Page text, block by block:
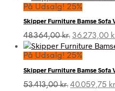
pris
48.364,00
På Udsalg! 25%
Skipper Furniture Bamse Sofa
48.364,00kr. Den
oprindelige
pris
48.364,00
36.273,00
På Udsalg! 25%
Skipper Furniture Bamse
53.413,00kr. Den
40.059,75